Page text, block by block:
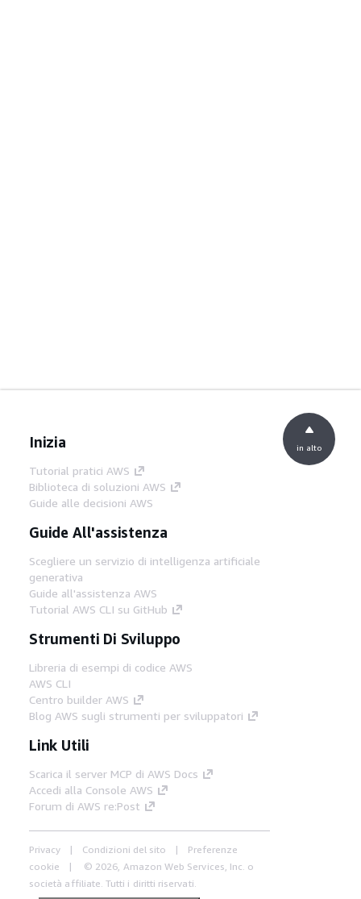
Inizia
Tutorial pratici AWS
Biblioteca di soluzioni AWS
Guide alle decisioni AWS
Guide All'assistenza
Scegliere un servizio di intelligenza artificiale
generativa
Guide all'assistenza AWS
Tutorial AWS CLI su GitHub
Strumenti Di Sviluppo
Libreria di esempi di codice AWS
AWS CLI
Centro builder AWS
Blog AWS sugli strumenti per sviluppatori
Link Utili
Scarica il server MCP di AWS Docs
Accedi alla Console AWS
Forum di AWS re:Post
Privacy Condizioni del sito
Preferenze
cookie
© 2026, Amazon Web Services, Inc. o
società affiliate. Tutti i diritti riservati.
in alto